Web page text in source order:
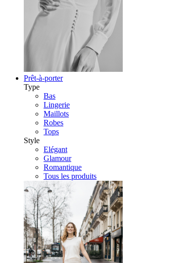
Prêt-à-porter
Type
Bas
Lingerie
Maillots
Robes
Tops
Style
Elégant
Glamour
Romantique
Tous les produits